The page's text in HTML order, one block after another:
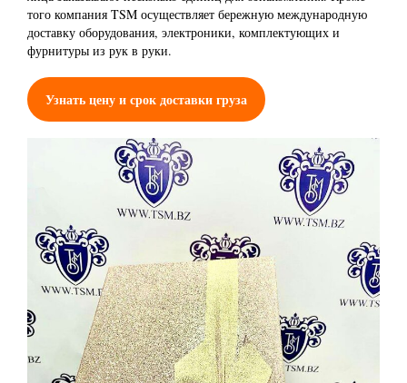
того компания TSM осуществляет бережную международную
доставку оборудования, электроники, комплектующих и
фурнитуры из рук в руки.
Узнать цену и срок доставки груза